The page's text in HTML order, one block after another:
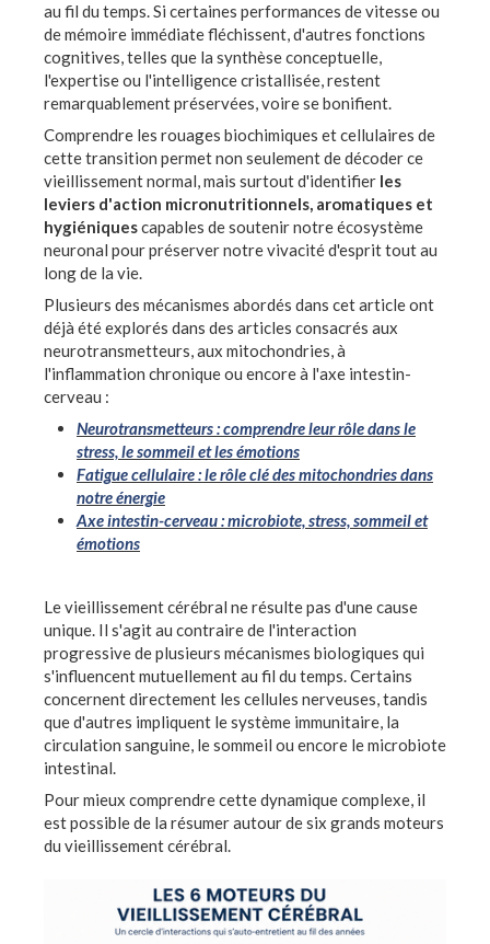
au fil du temps. Si certaines performances de vitesse ou
de mémoire immédiate fléchissent, d'autres fonctions
cognitives, telles que la synthèse conceptuelle,
l'expertise ou l'intelligence cristallisée, restent
remarquablement préservées, voire se bonifient.
Comprendre les rouages biochimiques et cellulaires de
cette transition permet non seulement de décoder ce
vieillissement normal, mais surtout d'identifier les
leviers d'action micronutritionnels, aromatiques et
hygiéniquescapables de soutenir notre écosystème
neuronal pour préserver notre vivacité d'esprit tout au
long de la vie.
Plusieurs des mécanismes abordés dans cet article ont
déjà été explorés dans des articles consacrés aux
neurotransmetteurs, aux mitochondries, à
l'inflammation chronique ou encore à l'axe intestin-
cerveau :
Neurotransmetteurs : comprendre leur rôle dans le
stress, le sommeil et les émotions
Fatigue cellulaire : le rôle clé des mitochondries dans
notre énergie
Axe intestin-cerveau : microbiote, stress, sommeil et
émotions
Le vieillissement cérébral ne résulte pas d'une cause
unique. Il s'agit au contraire de l'interaction
progressive de plusieurs mécanismes biologiques qui
s'influencent mutuellement au fil du temps. Certains
concernent directement les cellules nerveuses, tandis
que d'autres impliquent le système immunitaire, la
circulation sanguine, le sommeil ou encore le microbiote
intestinal.
Pour mieux comprendre cette dynamique complexe, il
est possible de la résumer autour de six grands moteurs
du vieillissement cérébral.